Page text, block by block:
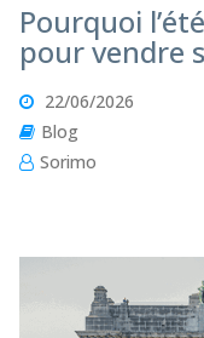
Pourquoi
pour vendre
22/06/2026
Blog
Sorimo